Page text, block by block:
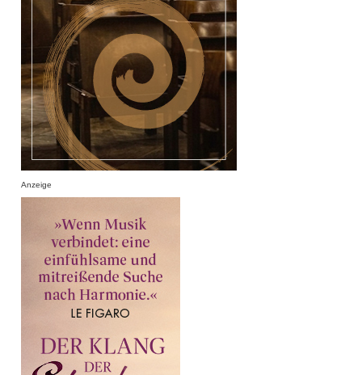
Anzeige